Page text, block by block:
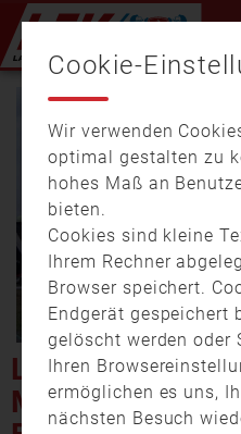
LANDKREIS
Cookie-
Wir verwenden
optimal gestalten zu
hohes Maß an
bieten.
Cookies sind kleine
Ihrem Rechner
Browser speichert.
Endgerät gespeichert
gelöscht werden oder
Ihren
ermöglichen es uns,
nächsten Besuch